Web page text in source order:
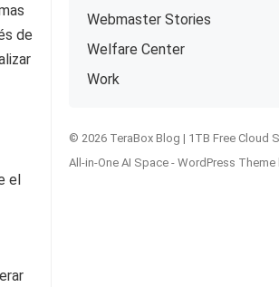
de
el
Webmaster Stories
Welfare Center
Work
© 2026 TeraBox Blog | 1TB Free Cloud
All-in-One AI Space - WordPress Theme